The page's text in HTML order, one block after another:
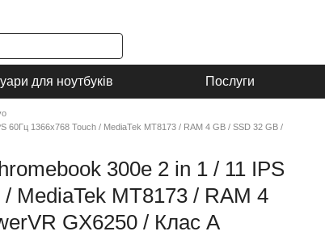
для ноутбуків Послуги
60Гц 1366x768 Touch / MediaTek MT8173 / RAM 4 GB / SSD 32 GB /
300e 2 in 1 / 11 IPS
MediaTek MT8173 / RAM 4
GX6250 / Клас A